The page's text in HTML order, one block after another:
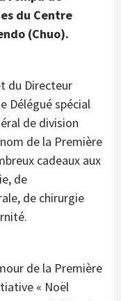
du Centre
(Chuo).
du Directeur
Délégué spécial
de division
de la Première
cadeaux aux
de
de chirurgie
de la Première
« Noël